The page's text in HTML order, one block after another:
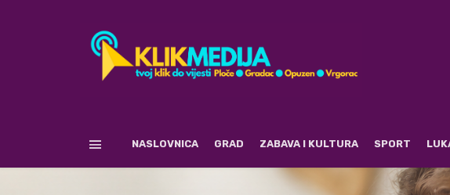
NASLOVNICA GRAD ZABAVA I KULTURA SPORT